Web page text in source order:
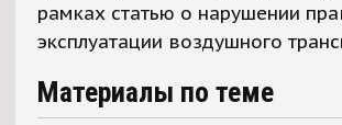
рамках статью о нарушении
эксплуатации воздушного
Материалы по теме